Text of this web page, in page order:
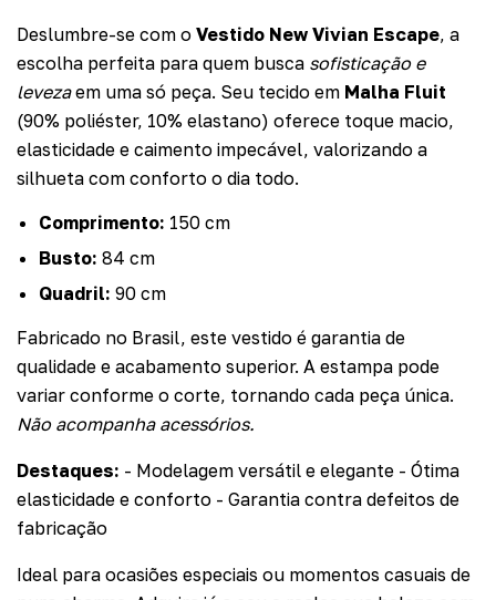
Deslumbre-se com o Vestido New Vivian Escape, a
escolha perfeita para quem busca sofisticação e
levezaem uma só peça. Seu tecido em Malha Fluit
(90% poliéster, 10% elastano) oferece toque macio,
elasticidade e caimento impecável, valorizando a
silhueta com conforto o dia todo.
Comprimento: 150 cm
Busto: 84 cm
Quadril: 90 cm
Fabricado no Brasil, este vestido é garantia de
qualidade e acabamento superior. A estampa pode
variar conforme o corte, tornando cada peça única.
Não acompanha acessórios.
Destaques: - Modelagem versátil e elegante - Ótima
elasticidade e conforto - Garantia contra defeitos de
fabricação
Ideal para ocasiões especiais ou momentos casuais de